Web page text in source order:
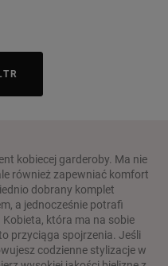
kobiecej garderoby. Ma nie
również zapewniać komfort
dobrany komplet
a jednocześnie potrafi
która ma na sobie
przyciąga spojrzenia. Jeśli
codzienne stylizacje w